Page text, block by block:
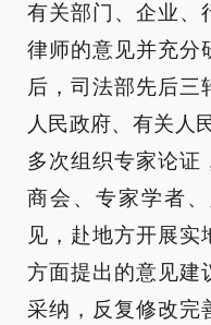
有关部门、企业、
律师的意见并充分
后，司法部先后三
人民政府、有关人
多次组织专家论证
商会、专家学者
见，赴地方开展实
方面提出的意见建
采纳，反复修改完